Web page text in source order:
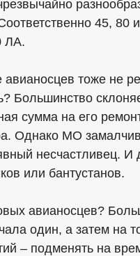
45, 80
ЛА.
авианосцев тоже не
Большинство
сумма на его
Однако МО
несчастливец.
или бантустанов.
авианосцев?
один, а затем на
– подменять на